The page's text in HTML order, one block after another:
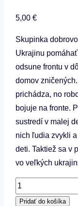
5,00 €
Skupinka
Ukrajinu
odsune frontu v
domov
prichádza, no
bojuje na fronte.
sustredí v malej
nich ľudia zvykli
deti. Taktiež sa v
vo veľkých
množstvo
Matúš
Pridať do košíka